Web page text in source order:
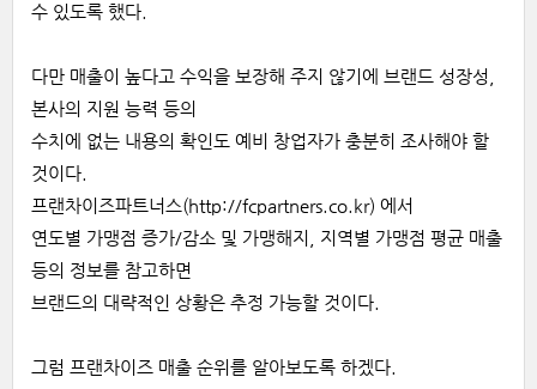
수 있도록 했다.
다만 매출이 높다고 수익을 보장해 주지 않기에 브랜드 성장성,
본사의 지원 능력 등의
수치에 없는 내용의 확인도 예비 창업자가 충분히 조사해야 할
것이다.
프랜차이즈파트너스(http://fcpartners.co.kr) 에서
연도별 가맹점 증가/감소 및 가맹해지, 지역별 가맹점 평균 매출
등의 정보를 참고하면
브랜드의 대략적인 상황은 추정 가능할 것이다.
그럼 프랜차이즈 매출 순위를 알아보도록 하겠다.